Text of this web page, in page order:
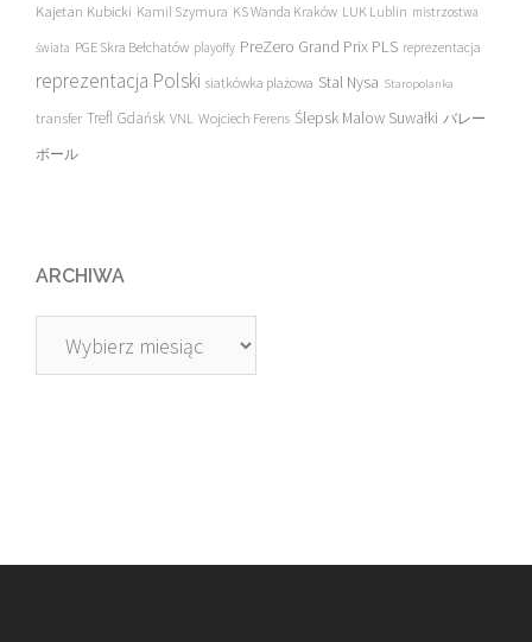
Kajetan Kubicki Kamil Szymura KS Wanda Kraków LUK Lublin mistrzostwa
świata PGE Skra Bełchatów playoffy PreZero Grand Prix PLS reprezentacja
reprezentacja Polski siatkówka plażowa Stal Nysa Staropolanka
transfer Trefl Gdańsk VNL Wojciech Ferens Ślepsk Malow Suwałki バレー
ボール
ARCHIWA
Archiwa